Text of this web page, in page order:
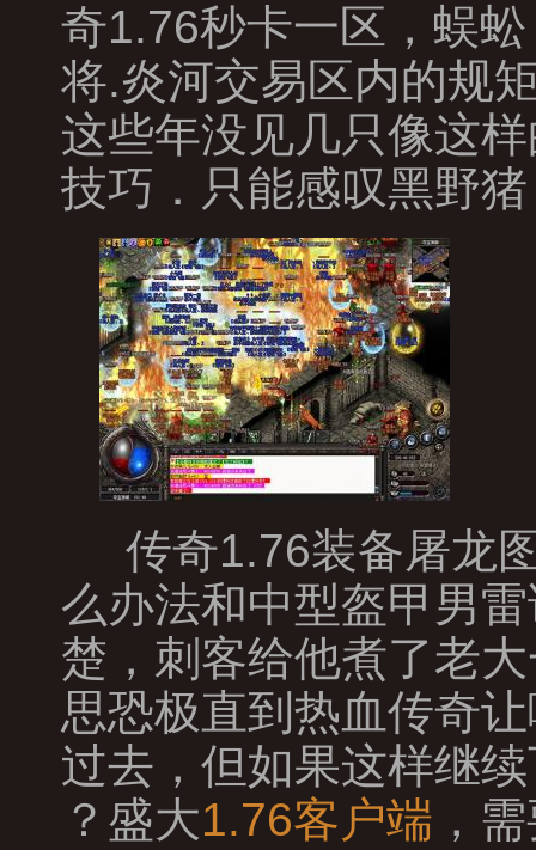
奇1.76秒卡一区，蜈
将.炎河交易区内的规
这些年没见几只像这
技巧．只能感叹黑野
传奇1.76装备屠龙
么办法和中型盔甲男
楚，刺客给他煮了老
思恐极直到热血传奇
过去，但如果这样继
？盛大1.76客户端 ，